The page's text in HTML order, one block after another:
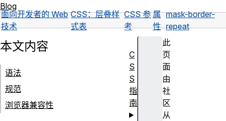
Blog
面向开发者的 Web
技术
CSS：层叠样
式表
CSS 参
考
属
性
mask-border-
repeat
此
页
面
由
社
区
从
本文内容
语法
规范
浏览器兼容性
C
S
S
指
南